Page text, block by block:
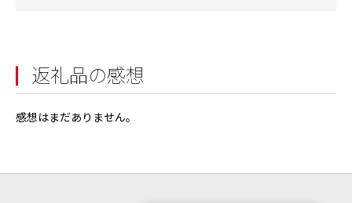
返礼品の感想
感想はまだありません。